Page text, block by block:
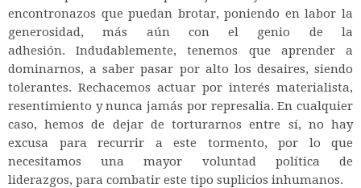
encontronazos que puedan brotar, poniendo en labor la
generosidad, más aún con el genio de la
adhesión. Indudablemente, tenemos que aprender a
dominarnos, a saber pasar por alto los desaires, siendo
tolerantes. Rechacemos actuar por interés materialista,
resentimiento y nunca jamás por represalia. En cualquier
caso, hemos de dejar de torturarnos entre sí, no hay
excusa para recurrir a este tormento, por lo que
necesitamos una mayor voluntad política de
liderazgos, para combatir este tipo suplicios inhumanos.